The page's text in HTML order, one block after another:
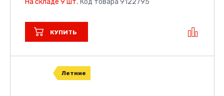
На складе 9 шт. Код товара 9122795
КУПИТЬ
Летние